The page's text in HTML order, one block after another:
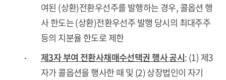
여된 (상환)전환우선주를 발행하는 경우, 콜옵션 행
사 한도는 (상환)전환우선주 발행 당시의 최대주주
등의 지분율 한도로 제한
제3자 부여 전환사채매수선택권 행사 공시: (1) 제3
자가 콜옵션을 행사한 때 및 (2) 상장법인이 자기